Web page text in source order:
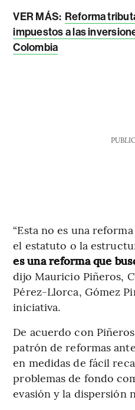
VER MÁS: Reforma
impuestos a las
Colombia
“Esta no es una
el estatuto o la
es una reforma que
dijo Mauricio Piñeros,
Pérez-Llorca, Gómez
iniciativa.
De acuerdo con
patrón de reformas
en medidas de fácil
problemas de fondo
evasión y la dispersión